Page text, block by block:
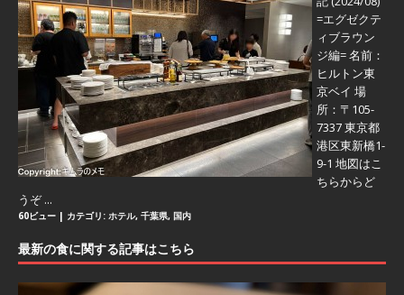
=エグゼクテ
ィブラウン
ジ編=名前：
ヒルトン東
京ベイ 場
所：〒105-
7337 東京都
港区東新橋1-
9-1 地図はこ
ちらからど
うぞ ...
60ビュー | カテゴリ: ホテル, 千葉県, 国内
最新の食に関する記事はこちら